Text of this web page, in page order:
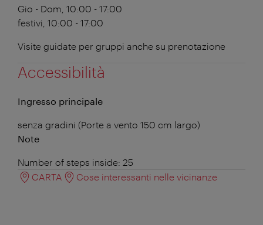
Gio - Dom, 10:00 - 17:00
festivi, 10:00 - 17:00
Visite guidate per gruppi anche su prenotazione
Accessibilità
Ingresso principale
senza gradini (Porte a vento 150 cm largo)
Note
Number of steps inside: 25
CARTA
Cose interessanti nelle vicinanze